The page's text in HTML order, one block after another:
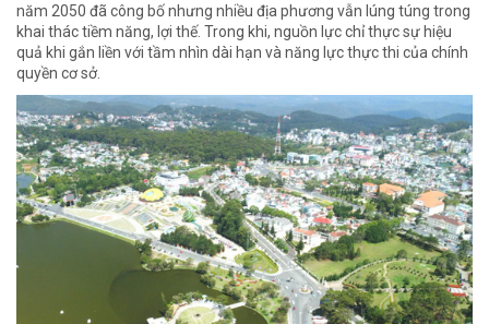
năm 2050 đã công bố nhưng nhiều địa phương vẫn lúng túng trong
khai thác tiềm năng, lợi thế. Trong khi, nguồn lực chỉ thực sự hiệu
quả khi gắn liền với tầm nhìn dài hạn và năng lực thực thi của chính
quyền cơ sở.